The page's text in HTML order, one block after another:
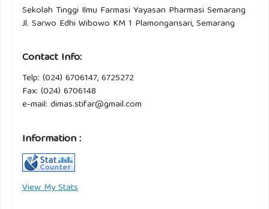
Sekolah Tinggi Ilmu Farmasi Yayasan Pharmasi Semarang
Jl. Sarwo Edhi Wibowo KM 1 Plamongansari, Semarang
Contact Info:
Telp: (024) 6706147, 6725272
Fax: (024) 6706148
e-mail: dimas.stifar@gmail.com
Information :
View My Stats